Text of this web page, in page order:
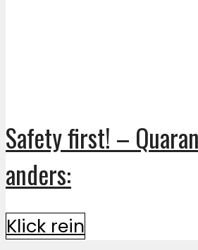
Safety first! –
anders:
Klick rein